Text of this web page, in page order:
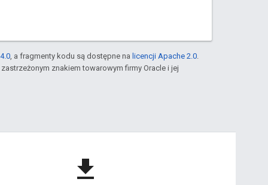
, a fragmenty kodu są dostępne na licencji Apache 2.0
znakiem towarowym firmy Oracle i jej
file_download